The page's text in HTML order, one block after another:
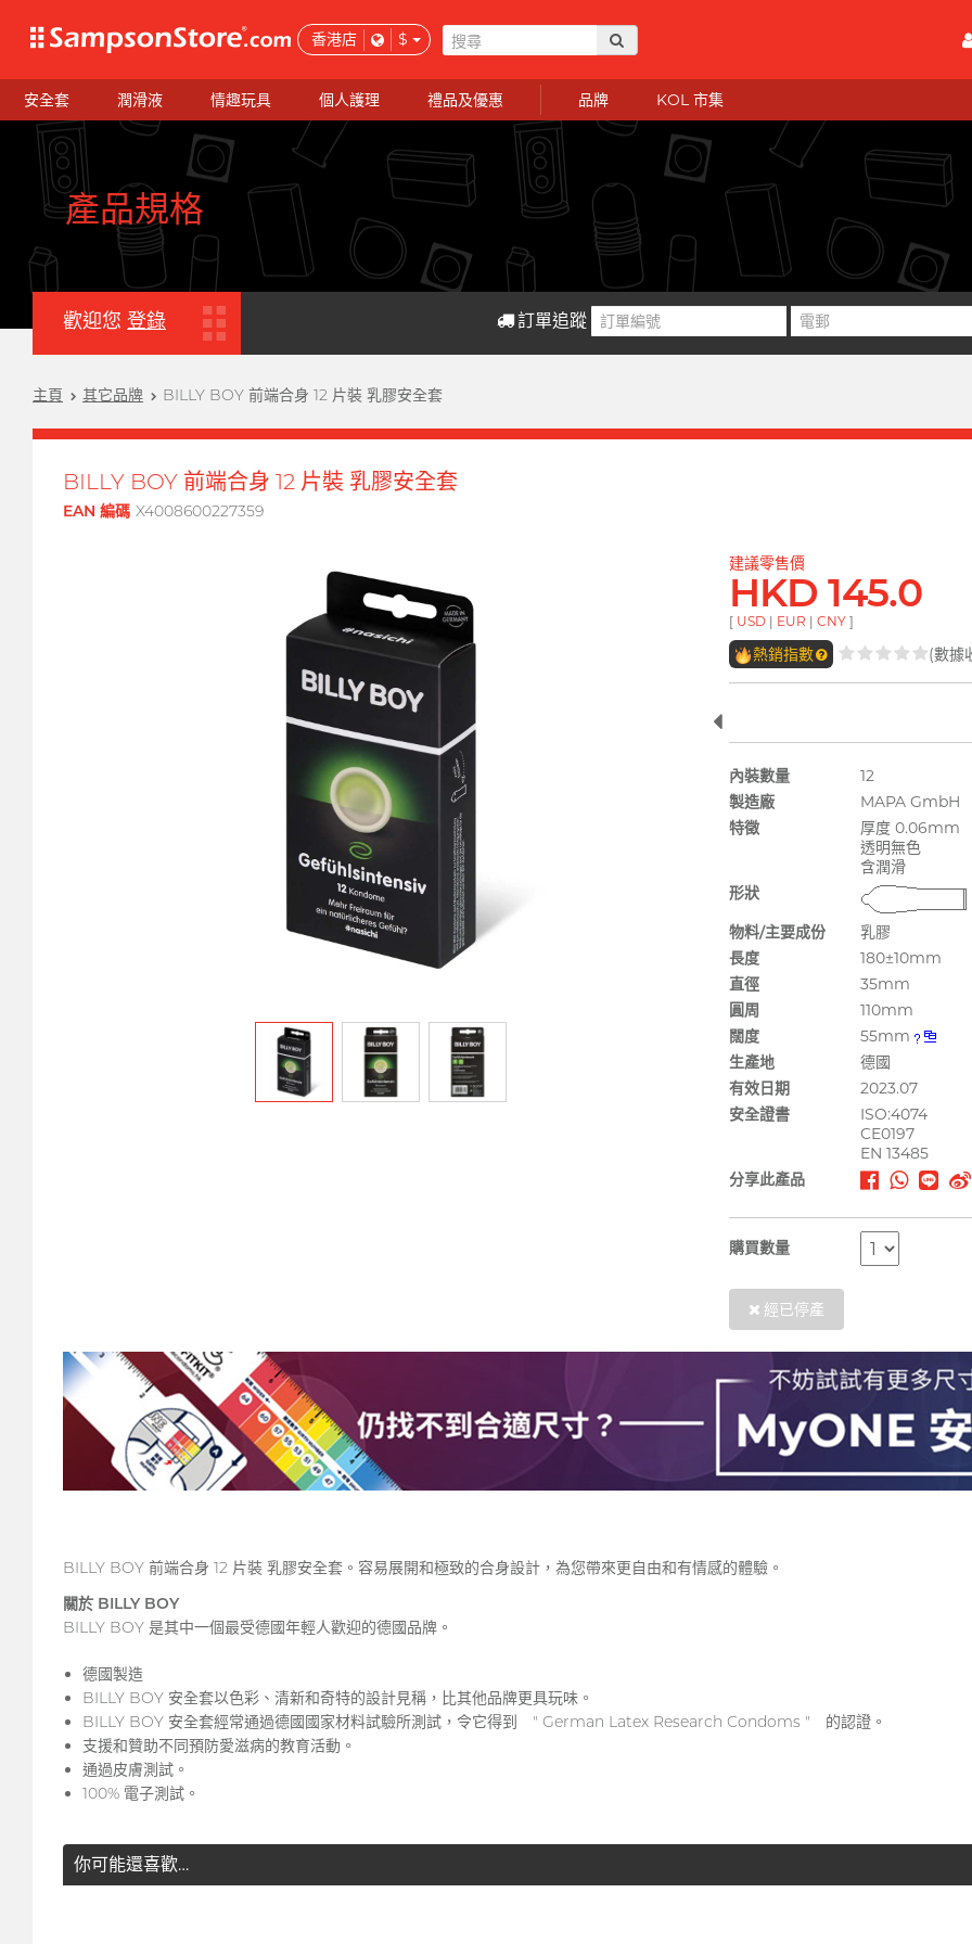
香港店 $
安全套 潤滑液 情趣玩具 個人護理 禮品及優惠 品牌 KOL 市集
產品規格
歡迎您 登錄 訂單追蹤
主頁 其它品牌 BILLY BOY 前端合身 12 片裝 乳膠安全套
BILLY BOY 前端合身 12 片裝 乳膠安全套
EAN 編碼 X4008600227359
建議零售價
HKD 145.0
[ USD | EUR | CNY ]
熱銷指數 (數據
內裝數量
12
製造廠
MAPA GmbH
特徵
厚度 0.06mm
透明無色
含潤滑
形狀
物料/主要成份
乳膠
長度
180±10mm
直徑
35mm
圓周
110mm
闊度
55mm
生產地
德國
有效日期
2023.07
安全證書
ISO:4074
CE0197
EN 13485
分享此產品
購買數量
經已停產
BILLY BOY 前端合身 12 片裝 乳膠安全套。容易展開和極致的合身設計，為您帶來更自由和有情感的體驗。
關於 BILLY BOY
BILLY BOY 是其中一個最受德國年輕人歡迎的德國品牌。
德國製造
BILLY BOY 安全套以色彩、清新和奇特的設計見稱，比其他品牌更具玩味。
BILLY BOY 安全套經常通過德國國家材料試驗所測試，令它得到 " German Latex Research Condoms " 的認證。
支援和贊助不同預防愛滋病的教育活動。
通過皮膚測試。
100% 電子測試。
你可能還喜歡…